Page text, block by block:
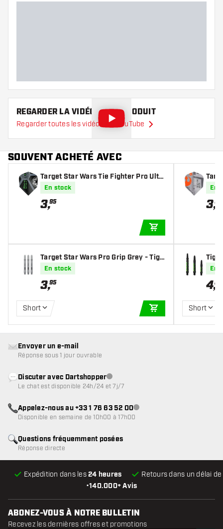
REGARDER LA VIDÉO DE CE PRODUIT
Regarder toutes les vidéos sur YouTube
SOUVENT ACHETÉ AVEC
Target Star Wars Tie Fighter Pro Ultr
a NO6 - Ailettes Fléchettes
En stock
3,95
Target Star Wars Pro Grip Grey - Tige
s Fléchettes
En stock
3,95
Short
AJOUTER AU
O6
En
3,95
En
4,20
Short
•140.000+ Avis
Expédition dans les24 heures Retours dans un délai de
Questions fréquemment posées
Réponse directe
Envoyer un e-mail
Réponse sous 1 jour ouvrable
Discuter avec DartshopperService client indisponible
Le chat est disponible 24h/24 et 7j/7
Appelez-nous au +33 1 76 63 52 00Service client indisponible
Disponible en semaine de 10h00 à 17h00
ABONEZ-VOUS À NOTRE BULLETIN
Recevez les dernières offres et promotions